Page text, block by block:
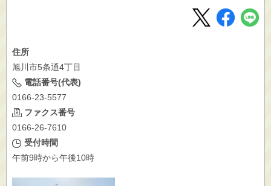
住所
旭川市5条通4丁目
電話番号(代表)
0166-23-5577
ファクス番号
0166-26-7610
受付時間
午前9時から午後10時